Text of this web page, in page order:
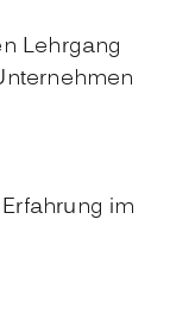
Lehrgang
im